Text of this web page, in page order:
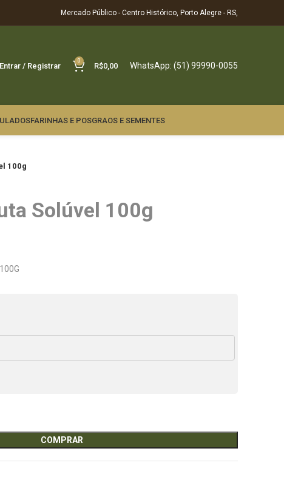
Mercado Público - Centro Histórico, Porto Alegre - RS,
Entrar / Registrar
0
R$0,00 WhatsApp: (51) 99990-0055
FARINHAS E POSGRAOS E SEMENTES
100g
Solúvel 100g
COMPRAR